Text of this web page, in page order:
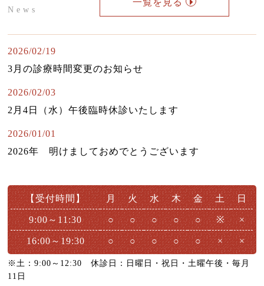
小児はり
お灸教室情報
サイトマップ
ブログ
ニュース
News
一覧を見る
2026/02/19
3月の診療時間変更のお知らせ
2026/02/03
2月4日（水）午後臨時休診いたします
2026/01/01
2026年 明けましておめでとうございます
【受付時間】 月 火 水 木 金 土 日
9:00～11:30 ○ ○ ○ ○ ○ ※ ×
16:00～19:30 ○ ○ ○ ○ ○ × ×
※土：9:00～12:30 休診日：日曜日・祝日・土曜午後・毎月
11日